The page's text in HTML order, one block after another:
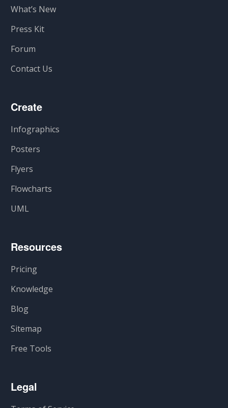
What’s New
Press Kit
Forum
Contact Us
Create
Infographics
Posters
Flyers
Flowcharts
UML
Resources
Pricing
Knowledge
Blog
Sitemap
Free Tools
Legal